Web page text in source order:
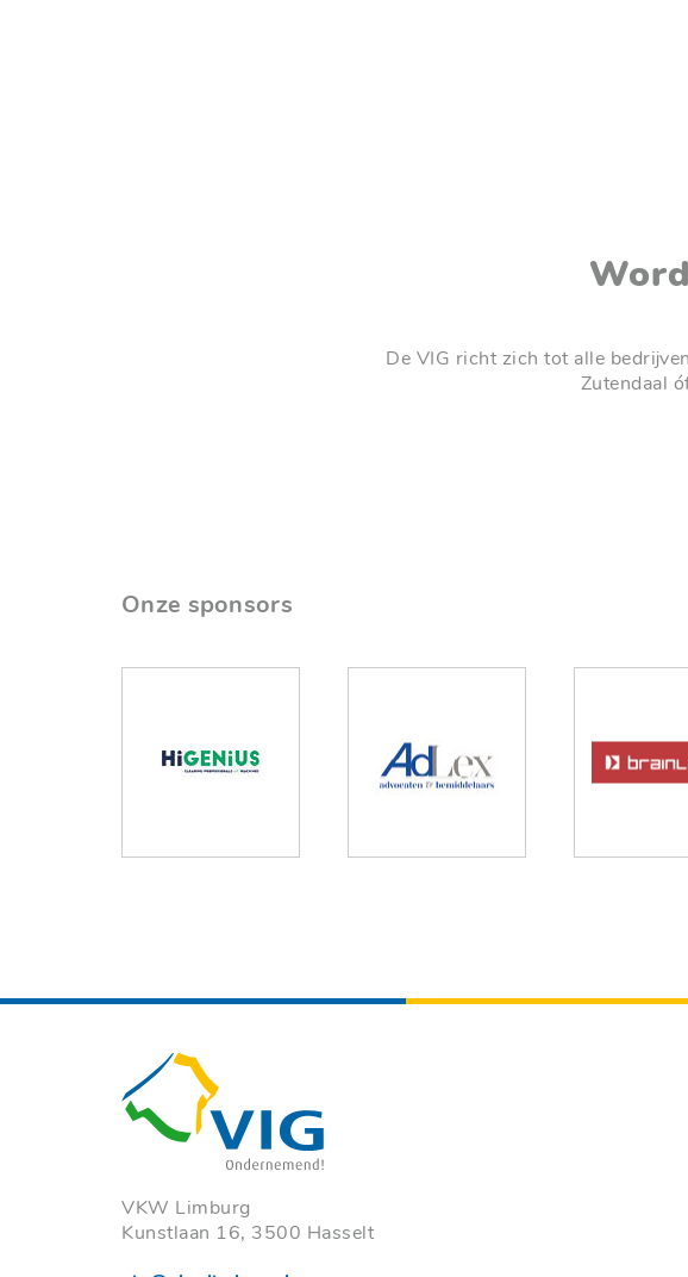
De VIG richt zich tot alle
Zutendaal
Onze sponsors
VKW Limburg
Kunstlaan 16, 3500 Hasselt